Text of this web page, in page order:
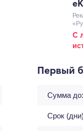
С
Первый
Сумма до:
Срок